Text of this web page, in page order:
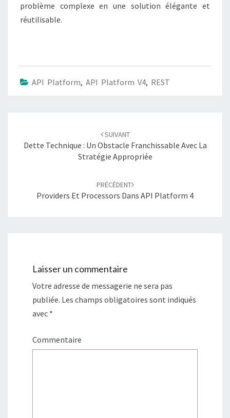
problème complexe en une solution élégante et
réutilisable.
API Platform, API Platform V4, REST
d'article
SUIVANT
Dette Technique : Un Obstacle Franchissable Avec La
Stratégie Appropriée
PRÉCÉDENT
Providers Et Processors Dans API Platform 4
Laisser un commentaire
Votre adresse de messagerie ne sera pas
publiée. Les champs obligatoires sont indiqués
avec *
Commentaire